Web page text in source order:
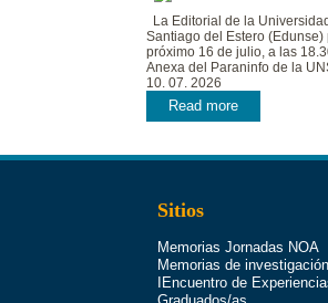
La Editorial de la
Santiago del Estero (Edunse)
próximo 16 de julio, a las
Anexa del Paraninfo de la
10. 07. 2026
Read more
Sitios
Memorias Jornadas NOA
Memorias de investigación
IEncuentro de